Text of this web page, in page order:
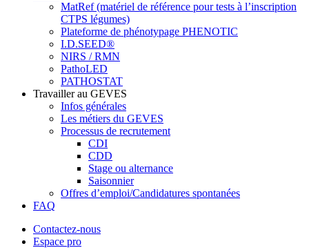
MatRef (matériel de référence pour tests à l’inscription
CTPS légumes)
Plateforme de phénotypage PHENOTIC
I.D.SEED®
NIRS / RMN
PathoLED
PATHOSTAT
Travailler au GEVES
Infos générales
Les métiers du GEVES
Processus de recrutement
CDI
CDD
Stage ou alternance
Saisonnier
Offres d’emploi/Candidatures spontanées
FAQ
Contactez-nous
Espace pro